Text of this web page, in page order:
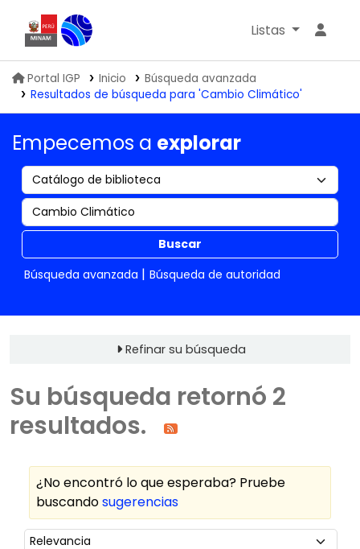
Biblioteca IGP
Listas
Portal IGP Inicio
Búsqueda avanzada
Resultados de búsqueda para 'Cambio Climático'
Empecemos a explorar
Buscar
Búsqueda avanzada
Búsqueda de autoridad
Refinar su búsqueda
Su búsqueda retornó 2
resultados.
¿No encontró lo que esperaba? Pruebe
buscandosugerencias
Ordenar
Ordenar por: